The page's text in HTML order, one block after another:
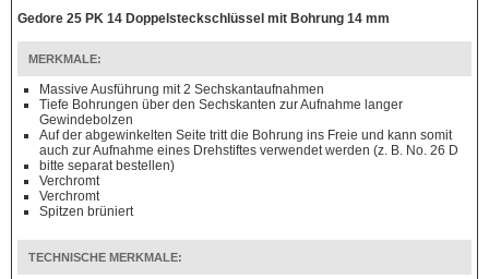
Gedore 25 PK 14 Doppelsteckschlüssel mit Bohrung 14 mm
MERKMALE:
Massive Ausführung mit 2 Sechskantaufnahmen
Tiefe Bohrungen über den Sechskanten zur Aufnahme langer
Gewindebolzen
Auf der abgewinkelten Seite tritt die Bohrung ins Freie und kann somit
auch zur Aufnahme eines Drehstiftes verwendet werden (z. B. No. 26 D
bitte separat bestellen)
Verchromt
Verchromt
Spitzen brüniert
TECHNISCHE MERKMALE: